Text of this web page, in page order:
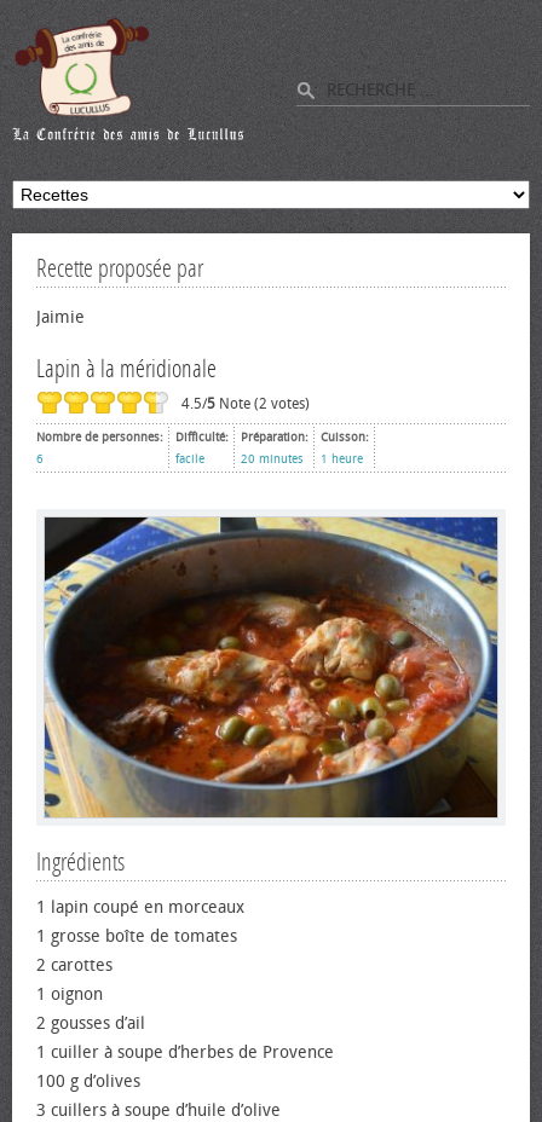
Recette proposée par
Jaimie
Lapin à la méridionale
4.5/5 Note (2 votes)
Nombre de personnes:
6
Difficulté:
facile
Préparation:
20 minutes
Cuisson:
1 heure
Ingrédients
1 lapin coupé en morceaux
1 grosse boîte de tomates
2 carottes
1 oignon
2 gousses d’ail
1 cuiller à soupe d’herbes de Provence
100 g d’olives
3 cuillers à soupe d’huile d’olive